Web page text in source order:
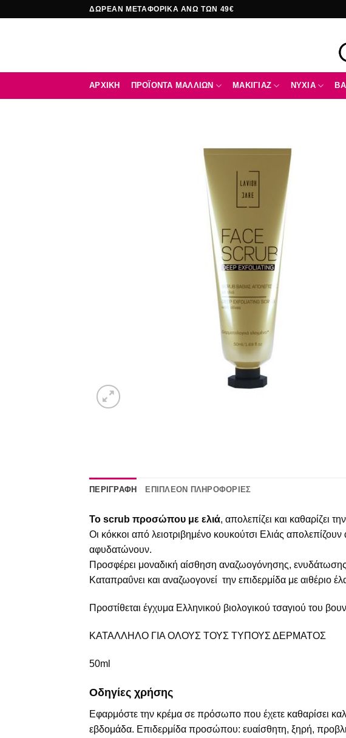
ΔΩΡΕΑΝ ΜΕΤΑΦΟΡΙΚΑ ΑΝΩ ΤΩΝ 49€
ΑΡΧΙΚΉ ΠΡΟΪΟΝΤΑ ΜΑΛΛΙΩΝ ΜΑΚΙΓΙΑΖ NYXIA
ΠΕΡΙΓΡΑΦΉ ΕΠΙΠΛΈΟΝ ΠΛΗΡΟΦΟΡΊΕΣ
Το scrub προσώπου με ελιά, απολεπίζει και καθαρίζει
Οι κόκκοι από λειοτριβημένο κουκούτσι Ελιάς
αφυδατώνουν.
Προσφέρει μοναδική αίσθηση αναζωογόνησης, ενυδάτωσης
Καταπραΰνει και αναζωογονεί την επιδερμίδα με αιθέριο
Προστίθεται έγχυμα Ελληνικού βιολογικού τσαγιού του
ΚΑΤΑΛΛΗΛΟ ΓΙΑ ΟΛΟΥΣ ΤΟΥΣ ΤΥΠΟΥΣ ΔΕΡΜΑΤΟΣ
50ml
Οδηγίες χρήσης
Εφαρμόστε την κρέμα σε πρόσωπο που έχετε καθαρίσει
εβδομάδα. Επιδερμίδα προσώπου: ευαίσθητη, ξηρή,